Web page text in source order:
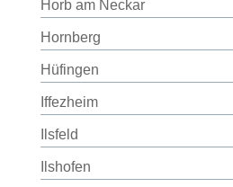
Horb am Neckar
Hornberg
Hüfingen
Iffezheim
Ilsfeld
Ilshofen